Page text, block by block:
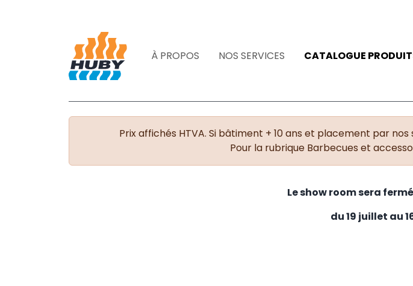
À PROPOS NOS SERVICES CATALOGUE
Prix affichés HTVA. Si bâtiment + 10 ans et placement par nos
Pour la rubrique Barbecues et
Le show room sera
du 19 juillet au